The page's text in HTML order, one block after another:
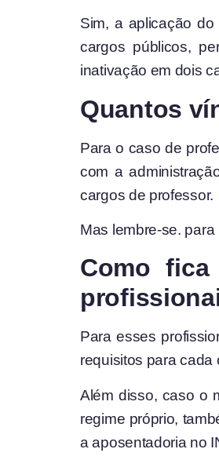
Sim, a aplicação
cargos públicos,
inativação em dois
Quantos
Para o caso de
com a
cargos de professor.
Mas lembre-se.
Como
Para esses
requisitos para cada
Além disso, caso o
regime próprio,
a aposentadoria no